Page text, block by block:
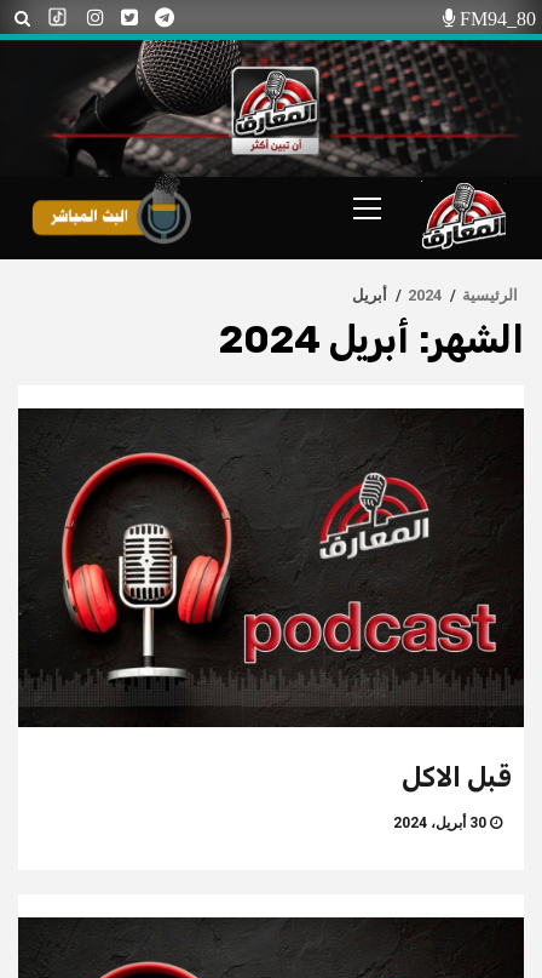
Skip
to
content
FM94_80
Menu
الرئيسية 2024 أبريل
الشهر: أبريل 2024
قبل الاكل